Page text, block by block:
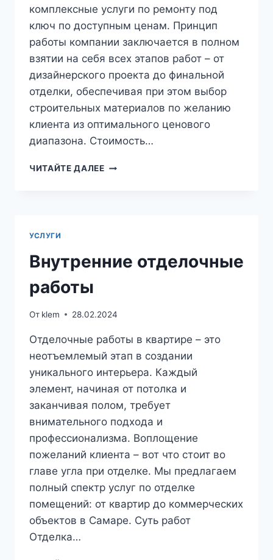
комплексные услуги по ремонту под
ключ по доступным ценам. Принцип
работы компании заключается в полном
взятии на себя всех этапов работ – от
дизайнерского проекта до финальной
отделки, обеспечивая при этом выбор
строительных материалов по желанию
клиента из оптимального ценового
диапазона. Стоимость…
ЧИТАЙТЕ ДАЛЕЕРЕМОНТ
УСЛУГИ
Внутренние отделочные
работы
От klem 28.02.2024
Отделочные работы в квартире – это
неотъемлемый этап в создании
уникального интерьера. Каждый
элемент, начиная от потолка и
заканчивая полом, требует
внимательного подхода и
профессионализма. Воплощение
пожеланий клиента – вот что стоит во
главе угла при отделке. Мы предлагаем
полный спектр услуг по отделке
помещений: от квартир до коммерческих
объектов в Самаре. Суть работ
Отделка…